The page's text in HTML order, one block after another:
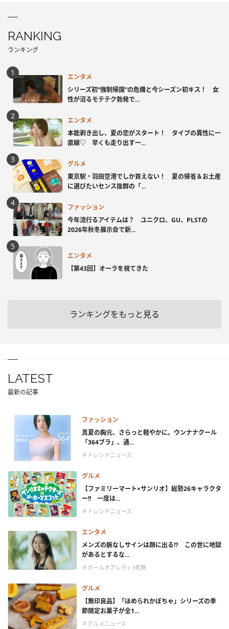
RANKING
ランキング
エンタメ
シリーズ初“強制帰国”の危機と今シーズン初キス！ 女
性が沼るモテテク勃発で...
エンタメ
本能剥き出し、夏の恋がスタート！ タイプの異性に一
直線♡ 早くも走り出す一...
グルメ
東京駅・羽田空港でしか買えない！ 夏の帰省＆お土産
に選びたいセンス抜群の「...
ファッション
今年流行るアイテムは？ ユニクロ、GU、PLSTの
2026年秋冬展示会で新...
エンタメ
【第43回】オーラを視てきた
ランキングをもっと見る
LATEST
最新の記事
ファッション
真夏の胸元、さらっと軽やかに。ウンナナクール
「364ブラ」、通...
＃トレンドニュース
グルメ
【ファミリーマート×サンリオ】総勢26キャラクタ
ー!! 一度は...
＃トレンドニュース
エンタメ
メンズの脈なしサインは顔に出る!? この世に地獄
があるとするな...
＃ガールオアレディ3考察
グルメ
【無印良品】「ほめられかぼちゃ」シリーズの季
節限定お菓子が全1...
＃グルメニュース